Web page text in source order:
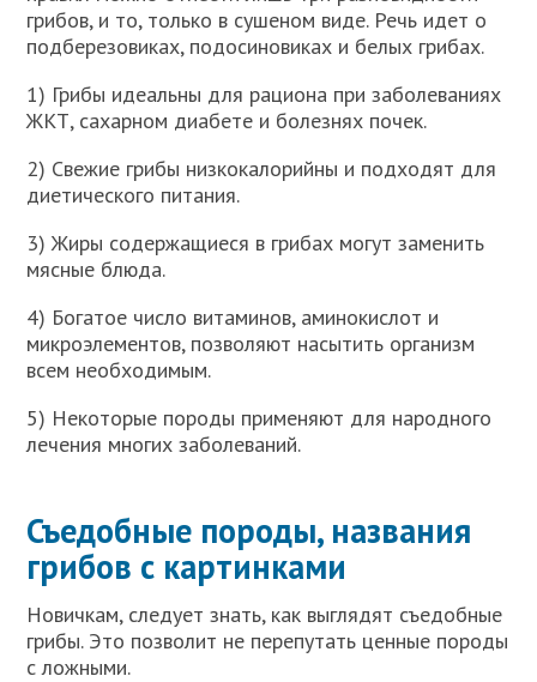
грибов, и то, только в сушеном виде. Речь идет о
подберезовиках, подосиновиках и белых грибах.
1) Грибы идеальны для рациона при заболеваниях
ЖКТ, сахарном диабете и болезнях почек.
2) Свежие грибы низкокалорийны и подходят для
диетического питания.
3) Жиры содержащиеся в грибах могут заменить
мясные блюда.
4) Богатое число витаминов, аминокислот и
микроэлементов, позволяют насытить организм
всем необходимым.
5) Некоторые породы применяют для народного
лечения многих заболеваний.
Съедобные породы, названия
грибов с картинками
Новичкам, следует знать, как выглядят съедобные
грибы. Это позволит не перепутать ценные породы
с ложными.